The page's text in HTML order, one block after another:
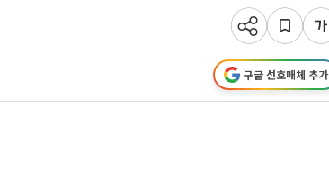
구글 선호매체 추가